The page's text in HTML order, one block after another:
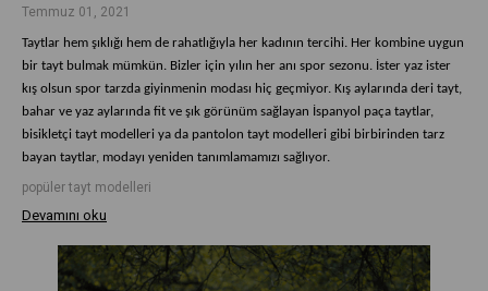
Temmuz 01, 2021
Taytlar hem şıklığı hem de rahatlığıyla her kadının tercihi. Her kombine uygun
bir tayt bulmak mümkün. Bizler için yılın her anı spor sezonu. İster yaz ister
kış olsun spor tarzda giyinmenin modası hiç geçmiyor. Kış aylarında deri tayt,
bahar ve yaz aylarında fit ve şık görünüm sağlayan İspanyol paça taytlar,
bisikletçi tayt modelleri ya da pantolon tayt modelleri gibi birbirinden tarz
bayan taytlar, modayı yeniden tanımlamamızı sağlıyor.
popüler tayt modelleri
Devamını oku